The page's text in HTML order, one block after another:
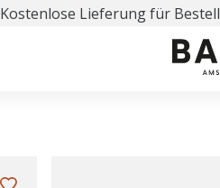
Kostenlose Lieferung für